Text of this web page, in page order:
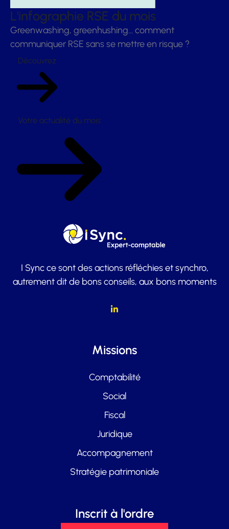
L'infographie RSE du mois
Greenwashing, greenhushing… comment
communiquer RSE sans se mettre en risque ?
Découvrez
Votre actualité du mois
I Sync ce sont des actions réfléchies et synchro,
autrement dit de bons conseils, aux bons moments
Missions
Comptabilité
Social
Fiscal
Juridique
Accompagnement
Stratégie patrimoniale
Inscrit à l'ordre